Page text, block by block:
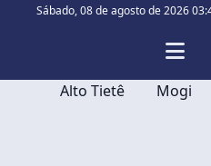
Sábado,08 de agosto de 2026
Alto Tietê Mogi